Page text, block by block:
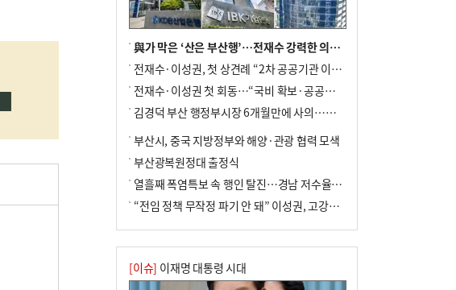
與가 막은 ‘산은 부산행’…전재수 강력한 의지 표명 없인 공염불
전재수·이성권, 첫 상견례 “2차 공공기관 이전 초당 협력”(종합)
전재수·이성권 첫 회동…“국비 확보·공공기관 이전 협력”
김경덕 부산 행정부시장 6개월만에 사의…후임 인선 촉각
부산시, 중국 지방정부와 해양·관광 협력 모색
부산광복원정대 출정식
열흘째 폭염특보 속 행인 탈진…경남 저수율 평년의 절반
“전임 정책 무작정 파기 안 돼” 이성권, 고강도 ‘전재수 견제’ 예고
[이슈] 이재명 대통령 시대